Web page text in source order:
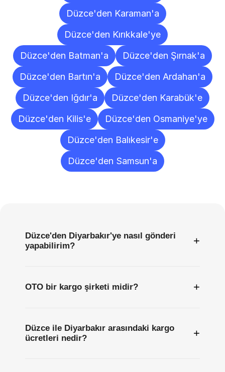
Düzce'den Karaman'a
Düzce'den Kırıkkale'ye
Düzce'den Batman'a
Düzce'den Şırnak'a
Düzce'den Bartın'a
Düzce'den Ardahan'a
Düzce'den Iğdır'a
Düzce'den Karabük'e
Düzce'den Kilis'e
Düzce'den Osmaniye'ye
Düzce'den Balıkesir'e
Düzce'den Samsun'a
Düzce'den Diyarbakır'ye nasıl gönderi
yapabilirim?
+
OTO bir kargo şirketi midir? +
Düzce ile Diyarbakır arasındaki kargo
ücretleri nedir?
+